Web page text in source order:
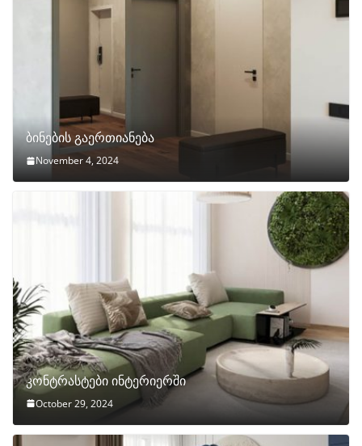
ბინების გაერთიანება
November 4, 2024
კონტრასტები ინტერიერში
October 29, 2024